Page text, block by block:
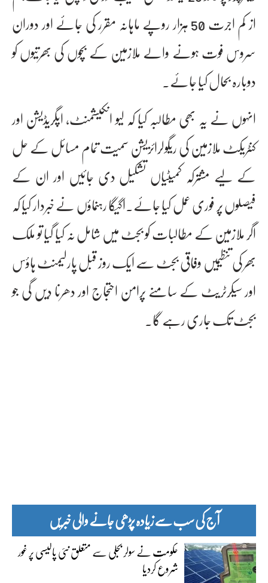
از کم اجرت 50 ہزار روپے ماہانہ مقرر کی جائے اور دوران
سروس فوت ہونے والے ملازمین کے بچوں کی بھرتیوں کو
دوبارہ بحال کیا جائے۔
انہوں نے یہ بھی مطالبہ کیا کہ لیو انکیشمنٹ، اپگریڈیشن اور
کنٹریکٹ ملازمین کی ریگولرائزیشن سمیت تمام مسائل کے حل
کے لیے مشترکہ کمیٹیاں تشکیل دی جائیں اور ان کے
فیصلوں پر فوری عمل کیا جائے۔اگیگا رہنماؤں نے خبردار کیا کہ
اگر ملازمین کے مطالبات کو بجٹ میں شامل نہ کیا گیا تو ملک
بھر کی تنظیمیں وفاقی بجٹ سے ایک روز قبل پارلیمنٹ ہاؤس
اور سیکرٹریٹ کے سامنے پرامن احتجاج اور دھرنا دیں گی جو
بجٹ تک جاری رہے گا۔
آج کی سب سے زیادہ پڑھی جانے والی خبریں
حکومت نے سولر بجلی سے متعلق نئی پالیسی پر غور
شروع کردیا